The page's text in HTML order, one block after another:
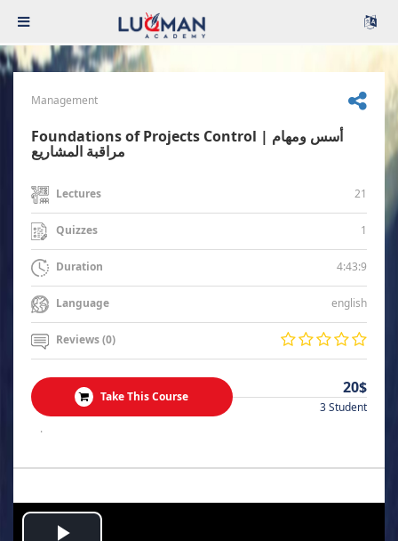
Management
Foundations of Projects Control | أسس ومهام
مراقبة المشاريع
Lectures 21
Quizzes 1
Duration 4:43:9
Language english
Reviews (0)
Take This Course 20$
3 Student
.